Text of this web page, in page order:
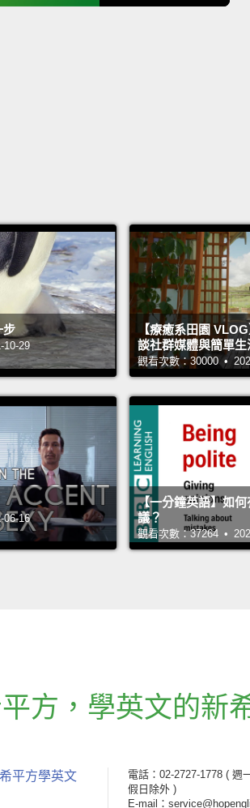
步
10-29
【療癒系田園
談社群媒體與簡單生
觀看次數：30000 •
06-16
【一分鐘英語】如
議？
觀看次數：37264 •
方 ， 學英文的新
平方學英文 電話：02-2727-1778 ( 週
假日除外 )
E-mail：